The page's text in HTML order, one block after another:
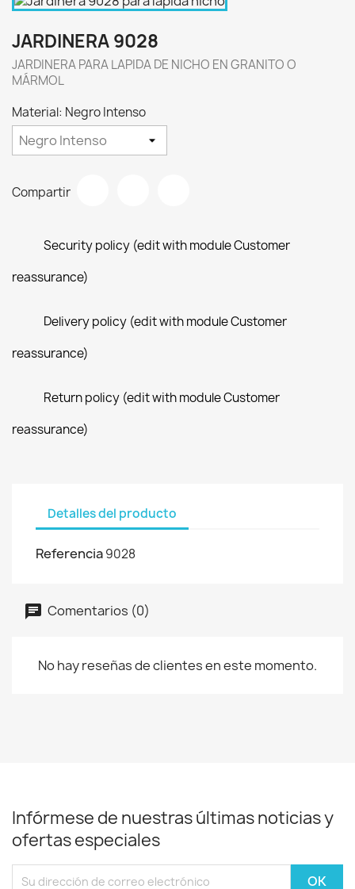
JARDINERA 9028
JARDINERA PARA LAPIDA DE NICHO EN GRANITO O
MÁRMOL
Material: Negro Intenso
Compartir
Security policy (edit with module Customer
reassurance)
Delivery policy (edit with module Customer
reassurance)
Return policy (edit with module Customer
reassurance)
Detalles del producto
Referencia9028
Comentarios (0)
No hay reseñas de clientes en este momento.
Infórmese de nuestras últimas noticias y
ofertas especiales